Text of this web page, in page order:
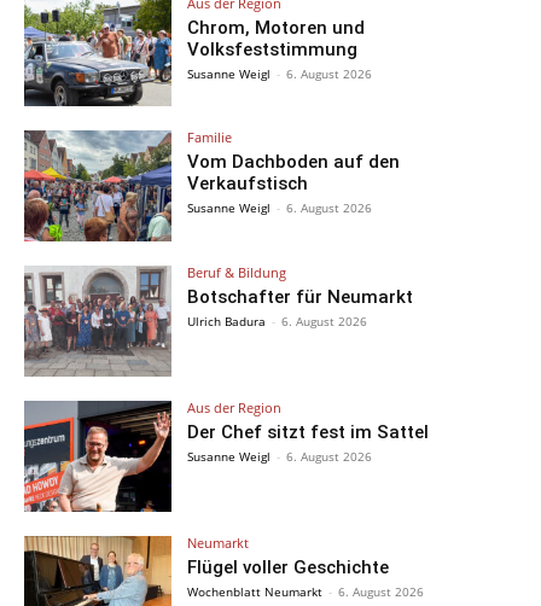
Chrom, Motoren und
Volksfeststimmung
Susanne Weigl - 6. August 2026
Familie
Vom Dachboden auf den
Verkaufstisch
Susanne Weigl - 6. August 2026
Beruf & Bildung
Botschafter für Neumarkt
Ulrich Badura - 6. August 2026
Aus der Region
Der Chef sitzt fest im Sattel
Susanne Weigl - 6. August 2026
Neumarkt
Flügel voller Geschichte
Wochenblatt Neumarkt - 6. August 2026